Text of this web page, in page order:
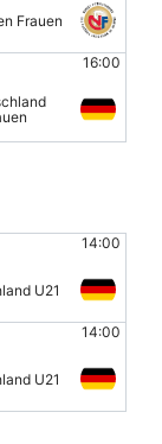
Frauen
16:00
14:00
U21
14:00
U21